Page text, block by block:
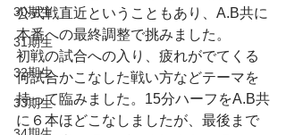
30期生
31期生
32期生
33期生
公式戦直近ということもあり、A.B共に
本番への最終調整で挑みました。
初戦の試合への入り、疲れがでてくる
何試合かこなした戦い方などテーマを
持って臨みました。15分ハーフをA.B共
に６本ほどこなしましたが、最後まで